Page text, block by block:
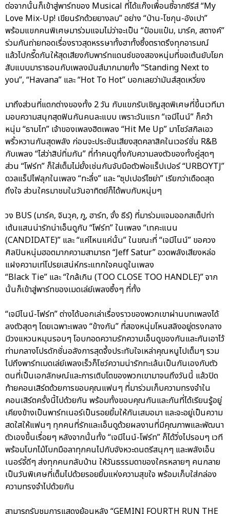
ต่อจากนั้นก็เข้าสู่พาร์ทของ Musical ที่ได้แก๊งเพื่อนซี้จากซีรีส์ “My
Love Mix-Up! เขียนรักด้วยยางลบ” อย่าง “ป่าน-โชกุน-อังเปา”
พร้อมแขกคนพิเศษมาร่วมแจมไม่ว่าจะเป็น “ป๋อมแป๋ม, มาร์ค, สตางค์”
ร่วมกันถ่ายทอดเรื่องราวสุดหรรษาทั้งฮาทั้งซึ้งตราตรึงทุกอารมณ์
แล้วไปกรี๊ดกันให้สุดเสียงกับพาร์ทแดนซ์ของสองหนุ่มที่ขอเต้นยับโยก
สับแบบมาราธอนกับเพลงมันส์มากมายทั้ง “Standing Next to
you”, “Havana” และ “Hot To Hot” บอกเลยว่ามันส์สุดเหวี่ยง
มาถึงส่วนที่แตกต่างของทั้ง 2 วัน กับแขกรับเชิญสุดพิเศษที่ขึ้นเวทีมา
มอบความสนุกสุดฟินกันคนละแบบ เพราะวันแรก “เจมีไนน์” ก็คว้า
หนุ่ม “ธามไท” เจ้าของเพลงฮิตเพลง “Hit Me Up” มาโชว์สกิลเอว
พริ้วหวานกันสุดพลัง ก่อนจะประชันเสียงสุดคลาสิคในเวอร์ชั่น R&B
กับเพลง “ไส่ว่าสิบ่ทิ่มกัน” ที่ทำคนดูทึ่งกับความลงตัวของทั้งคู่สุดๆ
ส่วน “โฟร์ท” ก็ใส่เต็มไม่ยั้งเช่นกันจับมือตัวพ่อแร็ปเปอร์ “URBOYTJ”
ดวลแร็ปไฟลุกในเพลง “ทะลึ่ง” และ “ซุปเปอร์ไซย่า” เรียกว่าเดือดสุด
ถึงใจ ส่วนใครมาชมในวันอาทิตย์ก็ได้พบกับหนุ่มๆ
วง BUS (มาร์ค, จินวุค, ภู, ฮาร์ท, จั๋ง ธีร์) ที่มาร่วมแจมออกสเต็ปท่า
เต้นแสนน่ารักน่าเอ็นดูกับ “โฟร์ท” ในเพลง “เทคะแนน
(CANDIDATE)” และ “แค่ไหนแค่นั้น” ในขณะที่ “เจมีไนน์” ขอควง
ศิลปินหนุ่มฮอตมากความสามารถ “Jeff Satur” อวดพลังเสียงหล่อ
แฝงความเท่โปรยเสน่ห์กระแทกใจคนดูในเพลง
“Black Tie” และ “ใกล้เกิน (TOO CLOSE TOO HANDLE)” จาก
นั้นก็เข้าสู่พาร์ทของเมดเล่ย์เพลงซึ้งๆ ที่ทั้ง
“เจมีไนน์-โฟร์ท” ต่างได้บอกเล่าเรื่องราวของพวกเขาผ่านบทเพลงได้
ลงตัวสุดๆ โดยเฉพาะเพลง “ข้างกัน” ที่สองหนุ่มโหนสลิงอยู่ตรงกลาง
มีวงแหวนหมุนรอบๆ โอบกอดความรักความเอ็นดูของกันและกันเอาไว้
ท่ามกลางโปรดักชั่นอลังการสุดจึ้งประทับใจเหล่าคุณหนูไปเต็มๆ รวม
ไปถึงพาร์ทเมดเล่ย์เพลงเร็วก็โชว์ความน่ารักทะเล้นเป็นกันเองกับตัว
ตนที่เป็นเอกลักษณ์และการเติบโตของพวกเขามาจนถึงวันนี้ แล้วปิด
ท้ายคอนเสิร์ตด้วยการขอบคุณแฟนๆ ที่มาร่วมเก็บความทรงจำใน
คอนเสิร์ตครั้งนี้ไปด้วยกัน พร้อมทั้งขอบคุณกันและกันที่ได้เรียนรู้อยู่
เคียงข้างเป็นพาร์ทเนอร์เป็นรอยยิ้มให้กันเสมอมา และจะอยู่เป็นความ
สดใสให้แฟนๆ ทุกคนที่รักและเอ็นดูด้วยผลงานที่มีคุณภาพและพัฒนา
ตัวเองขึ้นเรื่อยๆ หลังจากนั้นทั้ง “เจมีไนน์-โฟร์ท” ก็ได้วิ่งไปรอบๆ เวที
พร้อมโบกไม้โบกมือลาทุกคนไปกับจังหวะดนตรีสนุกๆ และพลังเอ็น
เนอร์จี้ดีๆ ส่งทุกคนกลับบ้าน ให้วันธรรมดาของใครหลายๆ คนกลาย
เป็นวันพิเศษที่เต็มไปด้วยรอยยิ้มแห่งความสุขใจ พร้อมเก็บใส่กล่อง
ความทรงจำไปด้วยกัน
สามารถรับชมการแสดงย้อนหลัง “GEMINI FOURTH RUN THE